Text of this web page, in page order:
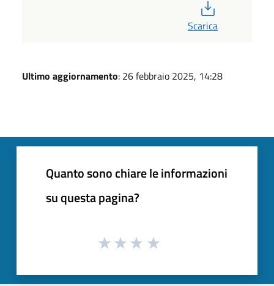
Scarica
Ultimo aggiornamento: 26 febbraio 2025, 14:28
Quanto sono chiare le informazioni
su questa pagina?